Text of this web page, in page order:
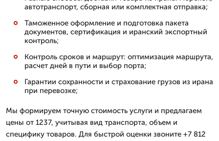
автотранспорт, сборная или комплектная отправка;
Таможенное оформление и подготовка пакета
документов, сертификация и иранский экспортный
контроль;
Контроль сроков и маршрут: оптимизация маршрута,
расчет дней в пути и выбор порта;
Гарантии сохранности и страхование грузов из ирана
при перевозке;
Мы формируем точную стоимость услуги и предлагаем
цены от 1237, учитывая вид транспорта, объем и
специфику товаров. Для быстрой оценки звоните +7 812